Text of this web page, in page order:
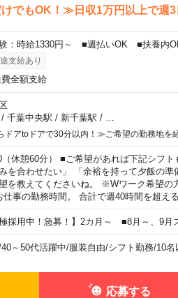
でもOK！≫日収1万円以上で週3
：時給1330円～ ■週払いOK ■扶養内
支給あり
全額支給
/ 千葉中央駅 / 新千葉駅 /
アtoドアで30分以内！≫ご希望の勤務地を紹
休憩60分） ■ご希望があれば下記シフ
を合わせたい」 「余裕を持って夕飯の
を教えてくださいね。 ※Wワーク希望の
仕事の勤務時間。 合計で週40時間を超え
極採用中！急募！】2カ月～ ■8月～、9月
40～50代活躍中/服装自由/シフト勤務/10名
応募する